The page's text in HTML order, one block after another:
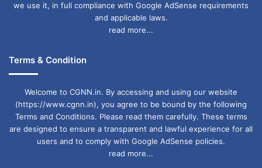
we use it, in full compliance with Google AdSense requirements
and applicable laws.
read more...
Terms & Condition
Welcome to CGNN.in. By accessing and using our website
(https://www.cgnn.in), you agree to be bound by the following
Terms and Conditions. Please read them carefully. These terms
are designed to ensure a transparent and lawful experience for all
users and to comply with Google AdSense policies.
read more...